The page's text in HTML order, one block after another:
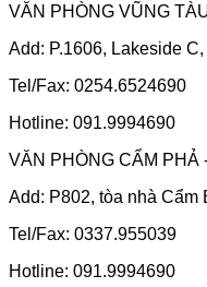
VĂN PHÒNG VŨNG
Add: P.1606, Lakeside
Tel/Fax: 0254.6524690
Hotline: 091.9994690
VĂN PHÒNG CẨM PHẢ
Add: P802, tòa nhà Cẩm
Tel/Fax: 0337.955039
Hotline: 091.9994690